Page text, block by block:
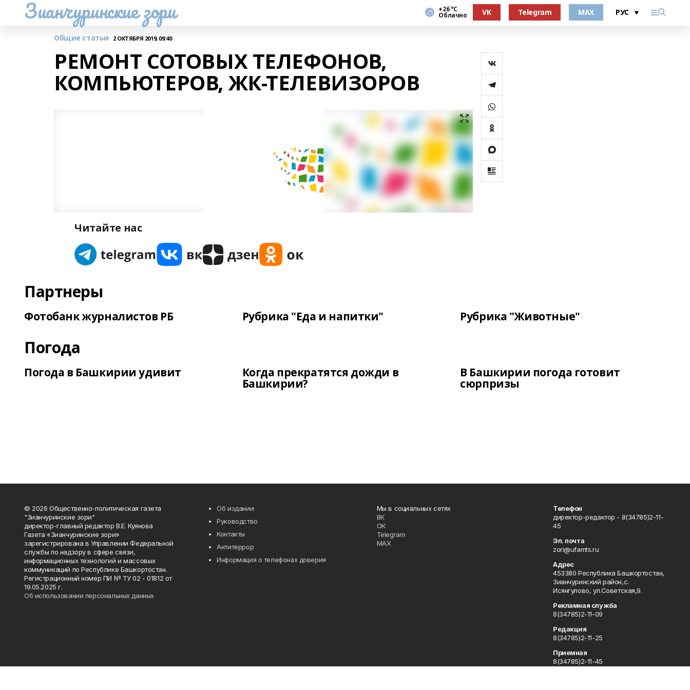
Зианчуринские зори +26 °С
Облачно VK Telegram MAX
Общие статьи 2 ОКТЯБРЯ 2019, 09:40
РЕМОНТ СОТОВЫХ ТЕЛЕФОНОВ,
КОМПЬЮТЕРОВ, ЖК-ТЕЛЕВИЗОРОВ
Читайте нас
Партнеры
Фотобанк журналистов РБ Рубрика "Еда и напитки" Рубрика "Животные"
Погода
Погода в Башкирии удивит Когда прекратятся дожди в
Башкирии?
В Башкирии погода готовит
сюрпризы
© 2026 Общественно-политическая газета
"Зианчуринские зори"
директор-главный редактор В.Е. Куянова
Газета «Зианчуринские зори»
зарегистрирована в Управлении Федеральной
службы по надзору в сфере связи,
информационных технологий и массовых
коммуникаций по Республике Башкортостан.
Регистрационный номер ПИ № ТУ 02 - 01812 от
19.05.2025 г.
Об использовании персональных данных
Об издании
Руководство
Контакты
Антитеррор
Информация о телефонах доверия
Мы в социальных сетях
ВК
ОК
Telegram
MAX
Телефон
директор-редактор - 8(34785)2-11-
45
Эл. почта
zori@ufamts.ru
Адрес
453380 Республика Башкортостан,
Зианчуринский район,с.
Исянгулово, ул.Советская,9.
Рекламная служба
8(34785)2-11-09
Редакция
8(34785)2-11-25
Приемная
8(34785)2-11-45